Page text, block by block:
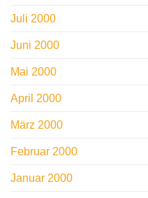
Juli 2000
Juni 2000
Mai 2000
April 2000
März 2000
Februar 2000
Januar 2000